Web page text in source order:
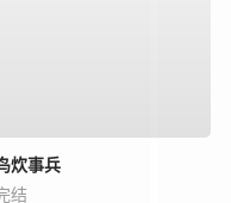
炊事兵
结